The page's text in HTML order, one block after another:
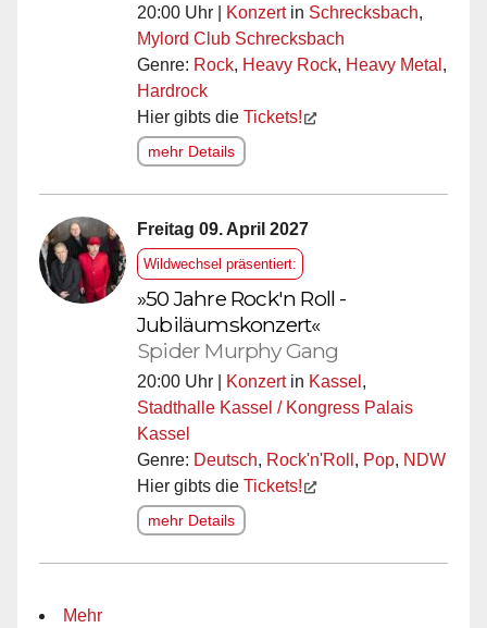
20:00 Uhr | Konzertin Schrecksbach,
Mylord Club Schrecksbach
Genre: Rock, Heavy Rock, Heavy Metal ,
Hardrock
Hier gibts die Tickets!
mehr Details
Freitag 09. April 2027
Wildwechsel präsentiert:
»50 Jahre Rock'n Roll -
Jubiläumskonzert«
Spider Murphy Gang
20:00 Uhr | Konzertin Kassel ,
Stadthalle Kassel / Kongress Palais
Kassel
Genre: Deutsch, Rock'n'Roll , Pop, NDW
Hier gibts die Tickets!
mehr Details
Mehr